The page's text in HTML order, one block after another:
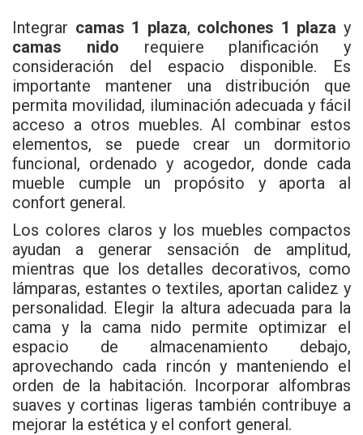
Integrar camas 1 plaza, colchones 1 plaza y
camas nido requiere planificación y
consideración del espacio disponible. Es
importante mantener una distribución que
permita movilidad, iluminación adecuada y fácil
acceso a otros muebles. Al combinar estos
elementos, se puede crear un dormitorio
funcional, ordenado y acogedor, donde cada
mueble cumple un propósito y aporta al
confort general.
Los colores claros y los muebles compactos
ayudan a generar sensación de amplitud,
mientras que los detalles decorativos, como
lámparas, estantes o textiles, aportan calidez y
personalidad. Elegir la altura adecuada para la
cama y la cama nido permite optimizar el
espacio de almacenamiento debajo,
aprovechando cada rincón y manteniendo el
orden de la habitación. Incorporar alfombras
suaves y cortinas ligeras también contribuye a
mejorar la estética y el confort general.